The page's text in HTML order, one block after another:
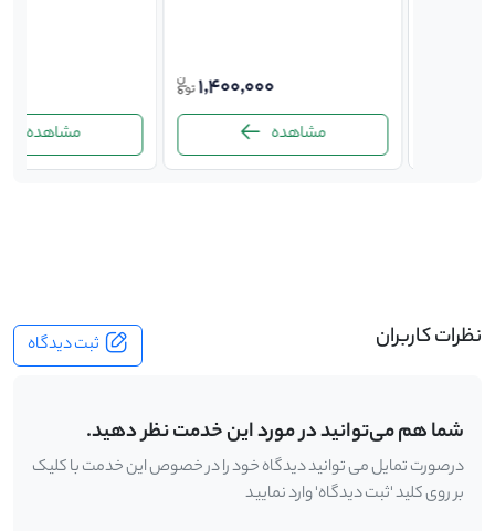
1,400,000
مشاهده مشاهده
نظرات کاربران ثبت دیدگاه
شما هم می‌توانید در مورد این خدمت نظر دهید.
درصورت تمایل می توانید دیدگاه خود را در خصوص این خدمت با کلیک
بر روی کلید 'ثبت دیدگاه' وارد نمایید